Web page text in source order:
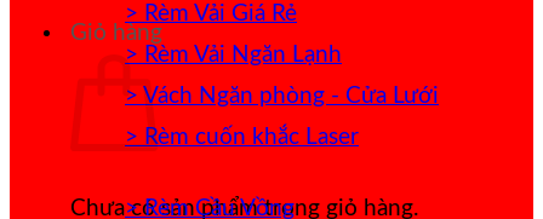
Giỏ hàng
Chưa có sản phẩm trong giỏ hàng.
> Rèm Vải Giá Rẻ
> Rèm Vải Ngăn Lạnh
> Vách Ngăn phòng - Cửa Lưới
> Rèm cuốn khắc Laser
> Rèm Cầu Vồng